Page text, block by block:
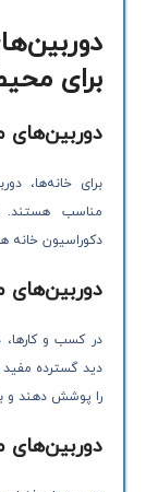
برای
دوربین‌های
برای خانه‌ها،
مناسب هستند.
دکوراسیون خانه
دوربین‌های
در کسب و کارها،
دید گسترده مفید
را پوشش دهند و
دوربین‌های